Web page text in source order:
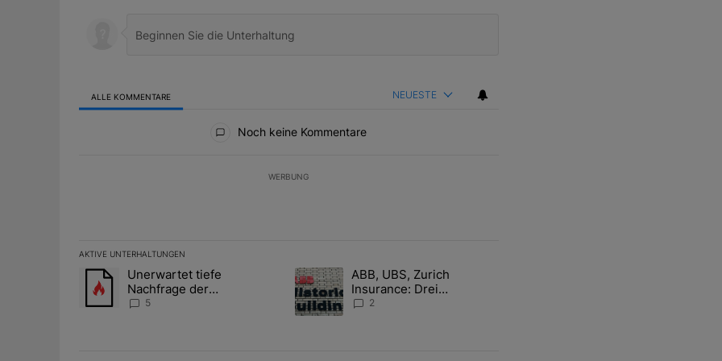
ALLE KOMMENTARE NEUESTE
Noch keine Kommentare
WERBUNG
AKTIVE UNTERHALTUNGEN
Das Folgende ist eine Liste der am meisten kommentierten Artikel der letzten 7 days.
Ein Trendartikel mit dem Titel "Unerwartet tiefe Nachfrage der Zentralbanken könnte Goldpreis weiter belasten" mit 5
Unerwartet tiefe
Nachfrage der
Zentralbanken könnte
5
Ein Trendartikel mit dem Titel "ABB, UBS, Zurich Insurance: Drei Schweizer
ABB, UBS, Zurich
Insurance: Drei
Schweizer Aktien auf der
2